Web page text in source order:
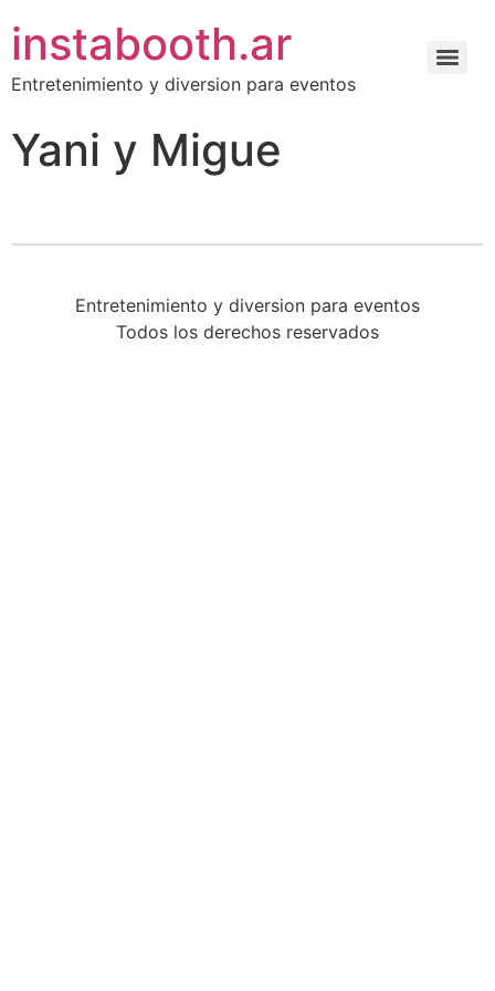
instabooth.ar
Entretenimiento y diversion para eventos
Yani y Migue
Entretenimiento y diversion para eventos
Todos los derechos reservados